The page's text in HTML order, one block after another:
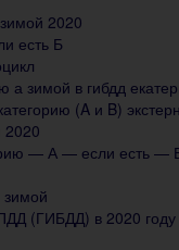
2020
есть Б
а зимой в гибдд
(A и B)
2020
— А — если есть —
(ГИБДД) в 2020 году